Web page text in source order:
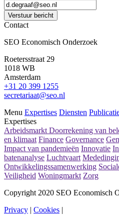
Verstuur bericht
Contact
SEO Economisch Onderzoek
Roetersstraat 29
1018 WB
Amsterdam
+31 20 399 1255
secretariaat@seo.nl
Menu Expertises Diensten
Expertises
Arbeidsmarkt Doorrekening van
en klimaat Finance Governance
Impact van pandemieën Innovatie
batenanalyse Luchtvaart
Ontwikkelingssamenwerking
Veiligheid Woningmarkt Zorg
Copyright 2020 SEO Economisch
Privacy | Cookies |